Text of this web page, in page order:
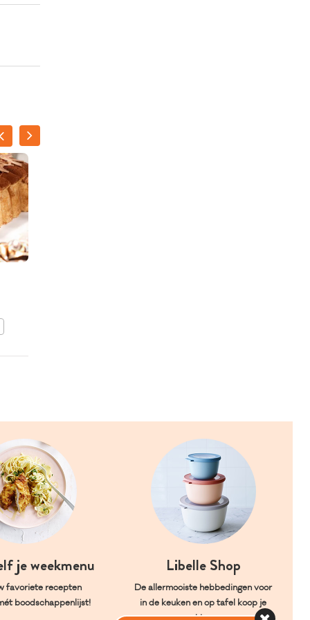
je weekmenu
favoriete recepten
boodschappenlijst!
Libelle Shop
De allermooiste hebbedingen voor
in de keuken en op tafel koop je